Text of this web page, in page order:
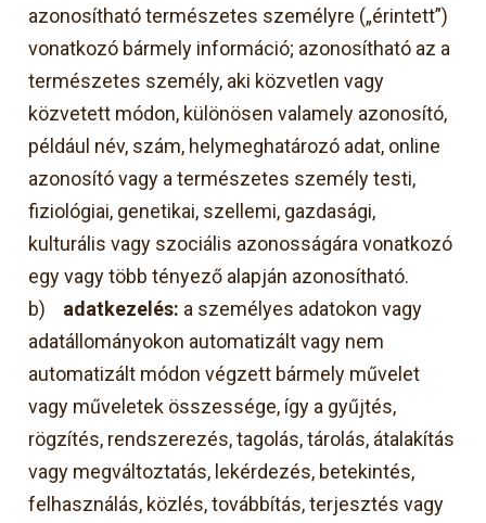
azonosítható természetes személyre („érintett”)
vonatkozó bármely információ; azonosítható az a
természetes személy, aki közvetlen vagy
közvetett módon, különösen valamely azonosító,
például név, szám, helymeghatározó adat, online
azonosító vagy a természetes személy testi,
fiziológiai, genetikai, szellemi, gazdasági,
kulturális vagy szociális azonosságára vonatkozó
egy vagy több tényező alapján azonosítható.
b) adatkezelés: a személyes adatokon vagy
adatállományokon automatizált vagy nem
automatizált módon végzett bármely művelet
vagy műveletek összessége, így a gyűjtés,
rögzítés, rendszerezés, tagolás, tárolás, átalakítás
vagy megváltoztatás, lekérdezés, betekintés,
felhasználás, közlés, továbbítás, terjesztés vagy